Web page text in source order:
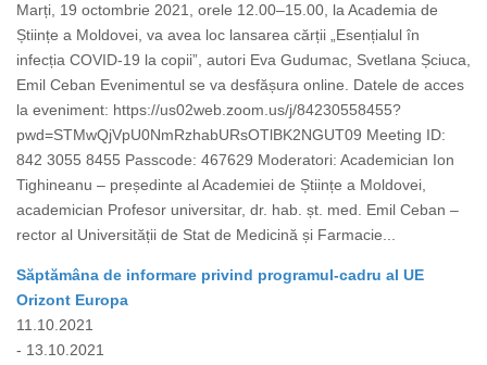
Marți, 19 octombrie 2021, orele 12.00–15.00, la Academia de
Științe a Moldovei, va avea loc lansarea cărții „Esențialul în
infecția COVID-19 la copii”, autori Eva Gudumac, Svetlana Șciuca,
Emil Ceban Evenimentul se va desfășura online. Datele de acces
la eveniment: https://us02web.zoom.us/j/84230558455?
pwd=STMwQjVpU0NmRzhabURsOTlBK2NGUT09 Meeting ID:
842 3055 8455 Passcode: 467629 Moderatori: Academician Ion
Tighineanu – președinte al Academiei de Științe a Moldovei,
academician Profesor universitar, dr. hab. șt. med. Emil Ceban –
rector al Universității de Stat de Medicină și Farmacie...
Săptămâna de informare privind programul-cadru al UE
Orizont Europa
11.10.2021
- 13.10.2021